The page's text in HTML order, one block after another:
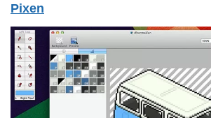
Pixen